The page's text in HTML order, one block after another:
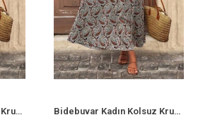
Bidebuvar Kadın Kolsuz Kruvaze Yakalı Kemersiz Desenli Uzun Süprem Elbise Bidebuvar Kadın Kolsuz Kruvaze Yakalı Kemersiz Desenli Uzun Süprem Elbise